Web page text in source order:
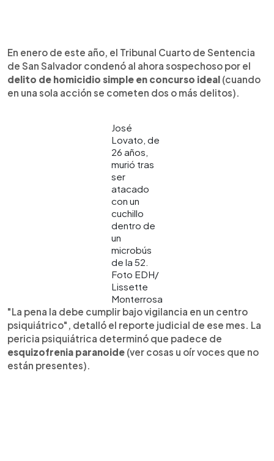
En enero de este año, el Tribunal Cuarto de Sentencia
de San Salvador condenó al ahora sospechoso por el
delito de homicidio simple en concurso ideal (cuando
en una sola acción se cometen dos o más delitos).
José
Lovato, de
26 años,
murió tras
ser
atacado
con un
cuchillo
dentro de
un
microbús
de la 52.
Foto EDH/
Lissette
Monterrosa
"La pena la debe cumplir bajo vigilancia en un centro
psiquiátrico", detalló el reporte judicial de ese mes. La
pericia psiquiátrica determinó que padece de
esquizofrenia paranoide (ver cosas u oír voces que no
están presentes).